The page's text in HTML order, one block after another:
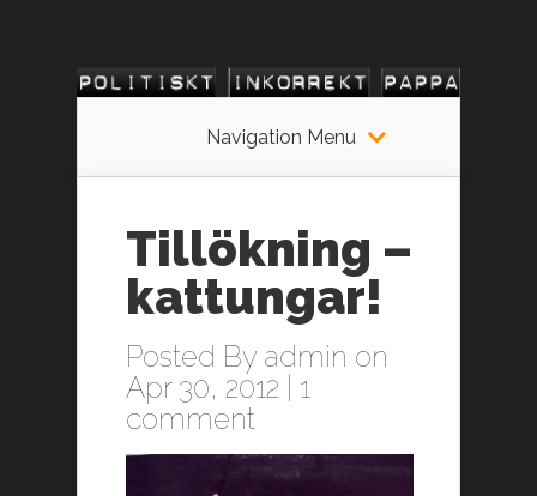
Navigation Menu
Tillökning –
kattungar!
Posted By admin on
Apr 30, 2012 | 1
comment